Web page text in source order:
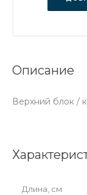
Описание
Верхний блок /
Длина, см